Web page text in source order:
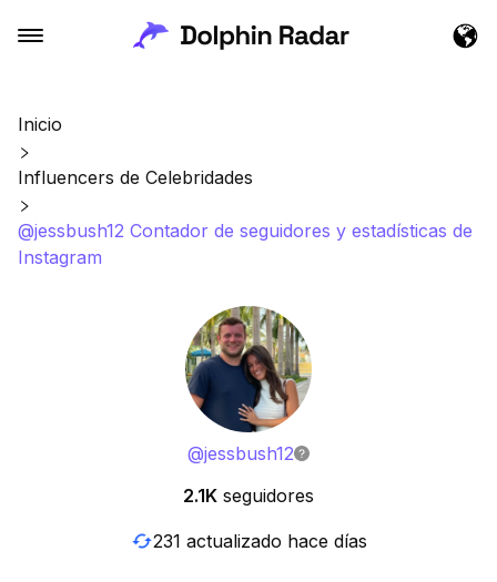
Inicio
Influencers de Celebridades
@jessbush12 Contador de seguidores y estadísticas de
Instagram
@jessbush12
2.1K seguidores
231 actualizado hace días